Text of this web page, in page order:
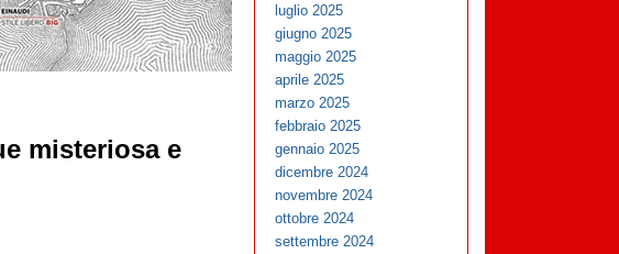
misteriosa e
luglio 2025
giugno 2025
maggio 2025
aprile 2025
marzo 2025
febbraio 2025
gennaio 2025
dicembre 2024
novembre 2024
ottobre 2024
settembre 2024